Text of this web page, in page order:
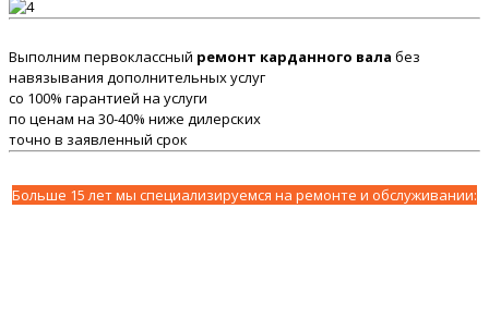
Выполним первоклассный ремонт карданного вала без
навязывания дополнительных услуг
со 100% гарантией на услуги
по ценам на 30-40% ниже дилерских
точно в заявленный срок
Больше 15 лет мы специализируемся на ремонте и обслуживании: